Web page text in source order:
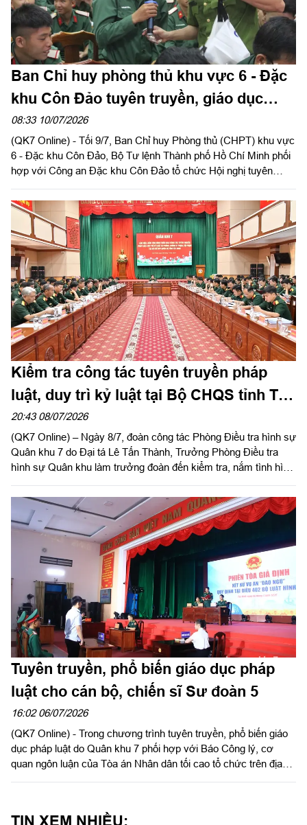
Ban Chỉ huy phòng thủ khu vực 6 - Đặc
khu Côn Đảo tuyên truyền, giáo dục
pháp luật cho cán bộ, chiến sĩ
08:33 10/07/2026
(QK7 Online) - Tối 9/7, Ban Chỉ huy Phòng thủ (CHPT) khu vực
6 - Đặc khu Côn Đảo, Bộ Tư lệnh Thành phố Hồ Chí Minh phối
hợp với Công an Đặc khu Côn Đảo tổ chức Hội nghị tuyên
Trung tá Phạm Út Thương, Phó Chính ủy Ban CHPT khu vực 6
- Đặc khu Côn Đảo chủ trì hội nghị.
Kiểm tra công tác tuyên truyền pháp
luật, duy trì kỷ luật tại Bộ CHQS tỉnh Tây
Ninh
20:43 08/07/2026
(QK7 Online) – Ngày 8/7, đoàn công tác Phòng Điều tra hình sự
Quân khu 7 do Đại tá Lê Tấn Thành, Trưởng Phòng Điều tra
hình sự Quân khu làm trưởng đoàn đến kiểm tra, nắm tình hình
phòng, chống vi phạm, tội phạm tại Bộ Chỉ huy Quân sự
(CHQS) tỉnh Tây Ninh. Tiếp và làm việc với đoàn có Đại tá
Nguyễn Thành Đạt, Phó Chỉ huy trưởng Bộ CHQS tỉnh.
Tuyên truyền, phổ biến giáo dục pháp
luật cho cán bộ, chiến sĩ Sư đoàn 5
16:02 06/07/2026
(QK7 Online) - Trong chương trình tuyên truyền, phổ biến giáo
dục pháp luật do Quân khu 7 phối hợp với Báo Công lý, cơ
quan ngôn luận của Tòa án Nhân dân tối cao tổ chức trên địa
TIN XEM NHIỀU: